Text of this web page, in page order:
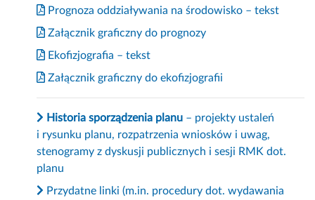
Prognoza oddziaływania na środowisko – tekst
Załącznik graficzny do prognozy
Ekofizjografia – tekst
Załącznik graficzny do ekofizjografii
Historia sporządzenia planu – projekty ustaleń
i rysunku planu, rozpatrzenia wniosków i uwag,
stenogramy z dyskusji publicznych i sesji RMK dot.
planu
Przydatne linki (m.in. procedury dot. wydawania